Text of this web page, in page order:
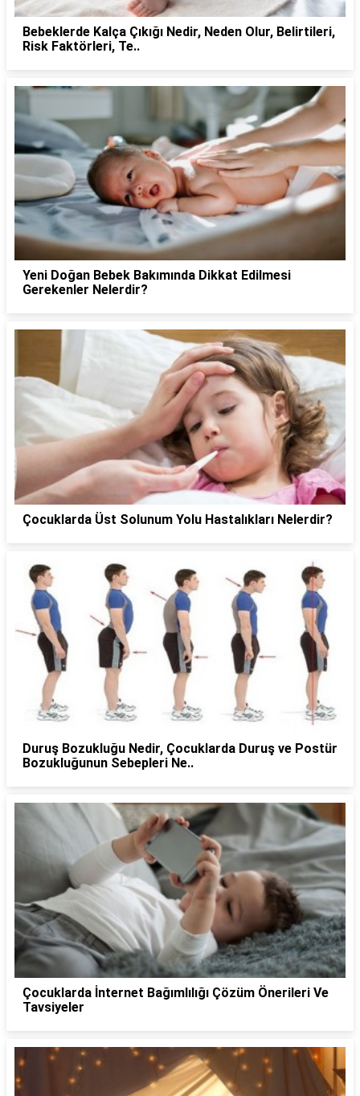
Bebeklerde Kalça Çıkığı Nedir, Neden Olur, Belirtileri,
Risk Faktörleri, Te..
Yeni Doğan Bebek Bakımında Dikkat Edilmesi
Gerekenler Nelerdir?
Çocuklarda Üst Solunum Yolu Hastalıkları Nelerdir?
Duruş Bozukluğu Nedir, Çocuklarda Duruş ve Postür
Bozukluğunun Sebepleri Ne..
Çocuklarda İnternet Bağımlılığı Çözüm Önerileri Ve
Tavsiyeler